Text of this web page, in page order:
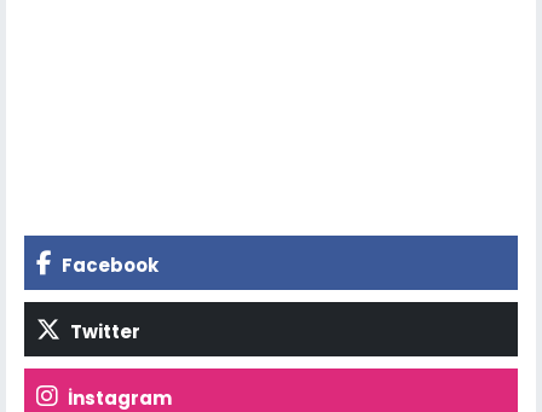
Facebook
Twitter
İnstagram